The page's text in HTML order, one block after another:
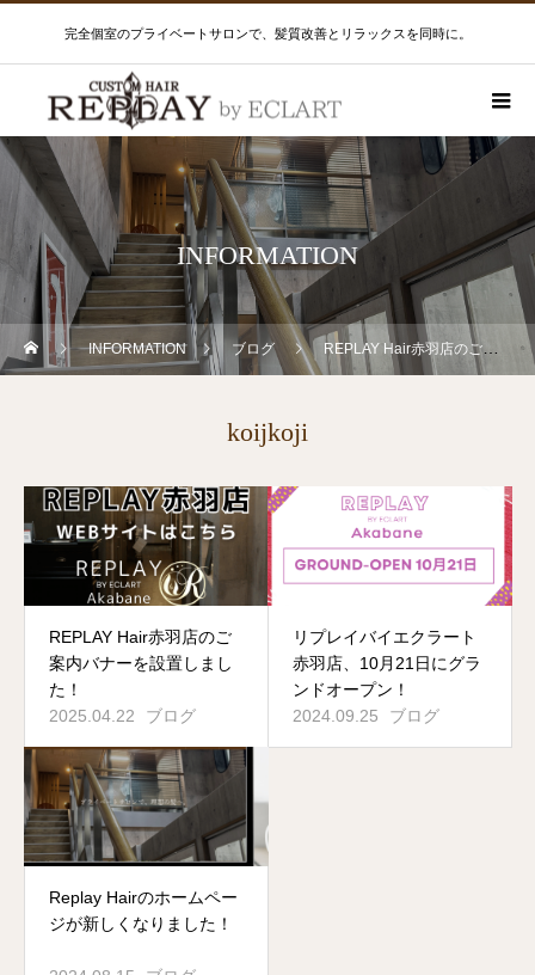
完全個室のプライベートサロンで、髪質改善とリラックスを同時に。
INFORMATION
INFORMATION ブログ REPLAY Hair赤羽店のご案内バナーを設置しました！
koijkoji
REPLAY Hair赤羽店のご
案内バナーを設置しまし
た！
2025.04.22
ブログ
リプレイバイエクラート
赤羽店、10月21日にグラ
ンドオープン！
2024.09.25
ブログ
Replay Hairのホームペー
ジが新しくなりました！